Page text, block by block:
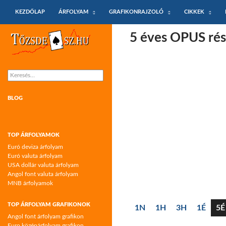
KEZDŐLAP
ÁRFOLYAM GRAFIKONRAJZOLÓ CIKKEK
5 éves OPUS
1N 1H 3H 1É 5É
Tőzsdeász.hu – árfolyamok és árfolyam
grafikonok
Keresés:
BLOG
TOP ÁRFOLYAMOK
Euró deviza árfolyam
Euró valuta árfolyam
USA dollár valuta árfolyam
Angol font valuta árfolyam
MNB árfolyamok
TOP ÁRFOLYAM GRAFIKONOK
Angol font árfolyam grafikon